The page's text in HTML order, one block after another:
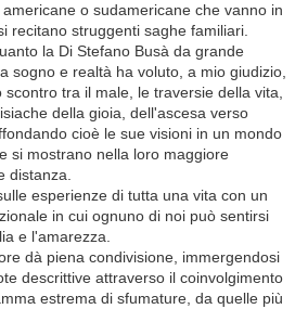
o sudamericane che vanno in
recitano struggenti saghe familiari.
la Di Stefano Busà da grande
sogno e realtà ha voluto, a mio giudizio,
tra il male, le traversie della vita,
della gioia, dell'ascesa verso
cioè le sue visioni in un mondo
si mostrano nella loro maggiore
distanza.
esperienze di tutta una vita con un
in cui ognuno di noi può sentirsi
e l'amarezza.
dà piena condivisione, immergendosi
descrittive attraverso il coinvolgimento
estrema di sfumature, da quelle più